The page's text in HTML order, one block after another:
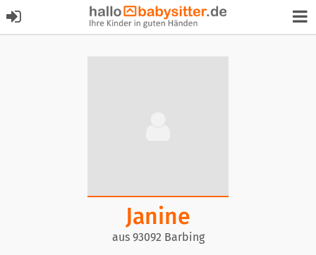
Janine
aus 93092 Barbing